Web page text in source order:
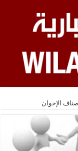
الإخوان‏